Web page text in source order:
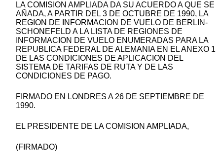
LA COMISION AMPLIADA DA SU ACUERDO A QUE SE
AÑADA, A PARTIR DEL 3 DE OCTUBRE DE 1990, LA
REGION DE INFORMACION DE VUELO DE BERLIN-
SCHONEFELD A LA LISTA DE REGIONES DE
INFORMACION DE VUELO ENUMERADAS PARA LA
REPUBLICA FEDERAL DE ALEMANIA EN EL ANEXO 1
DE LAS CONDICIONES DE APLICACION DEL
SISTEMA DE TARIFAS DE RUTA Y DE LAS
CONDICIONES DE PAGO.
FIRMADO EN LONDRES A 26 DE SEPTIEMBRE DE
1990.
EL PRESIDENTE DE LA COMISION AMPLIADA,
(FIRMADO)